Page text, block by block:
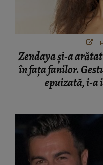
Zendaya și-a
în fața fanilor.
epuizată, i-a